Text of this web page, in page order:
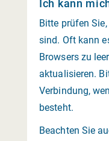
Ich kann
Bitte prüfen
sind. Oft kann
Browsers zu
aktualisieren.
Verbindung,
besteht.
Beachten Sie